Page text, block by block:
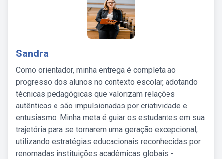
Sandra
Como orientador, minha entrega é completa ao
progresso dos alunos no contexto escolar, adotando
técnicas pedagógicas que valorizam relações
autênticas e são impulsionadas por criatividade e
entusiasmo. Minha meta é guiar os estudantes em sua
trajetória para se tornarem uma geração excepcional,
utilizando estratégias educacionais reconhecidas por
renomadas instituições acadêmicas globais -